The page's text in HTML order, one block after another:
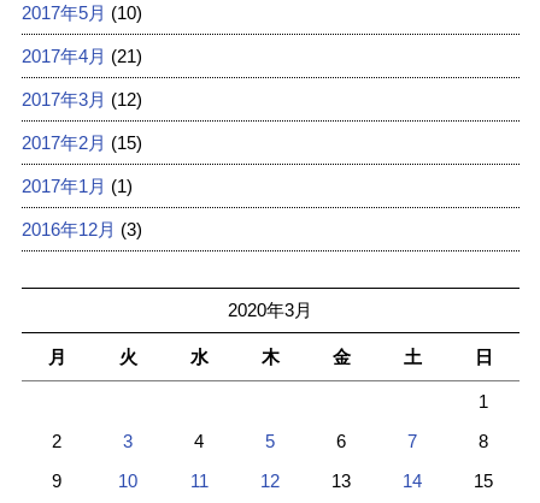
2017年5月 (10)
2017年4月 (21)
2017年3月 (12)
2017年2月 (15)
2017年1月 (1)
2016年12月 (3)
2020年3月
月 火 水 木 金 土 日
1
2
3 4 5 6 7
8
9
10 11 12 13 14
15